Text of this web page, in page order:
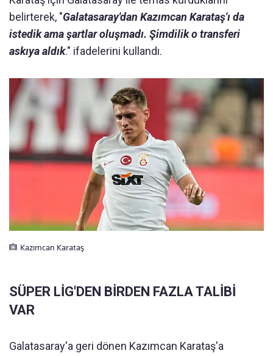
belirterek, "Galatasaray'dan Kazımcan Karataş'ı da
istedik ama şartlar oluşmadı. Şimdilik o transferi
askıya aldık." ifadelerini kullandı.
Kazımcan Karataş
SÜPER LİG'DEN BİRDEN FAZLA TALİBİ
VAR
Galatasaray'a geri dönen Kazımcan Karataş'a